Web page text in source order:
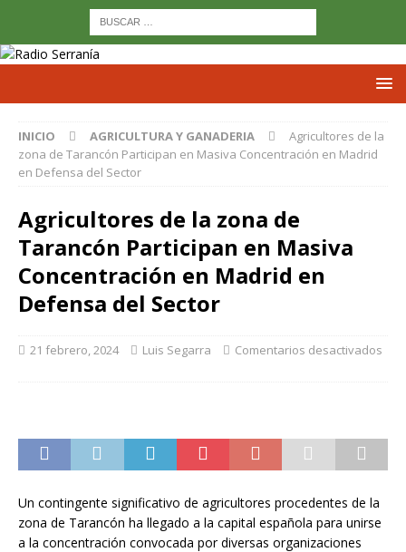
INICIO AGRICULTURA Y GANADERIA
Agricultores de la
zona de Tarancón Participan en Masiva Concentración en Madrid
en Defensa del Sector
Agricultores de la zona de
Tarancón Participan en Masiva
Concentración en Madrid en
Defensa del Sector
21 febrero, 2024 Luis Segarra Comentarios desactivados
Un contingente significativo de agricultores procedentes de la
zona de Tarancón ha llegado a la capital española para unirse
a la concentración convocada por diversas organizaciones